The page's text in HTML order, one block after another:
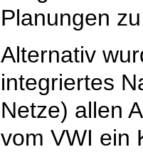
Planungen
Alternativ
integriertes
Netze) allen
vom VWI ein